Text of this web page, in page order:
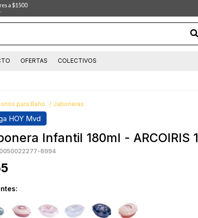
OFERTAS COLECTIVOS
para Baño Jaboneras
HOY Mvd
Infantil 180ml - ARCOIRIS 1
6994